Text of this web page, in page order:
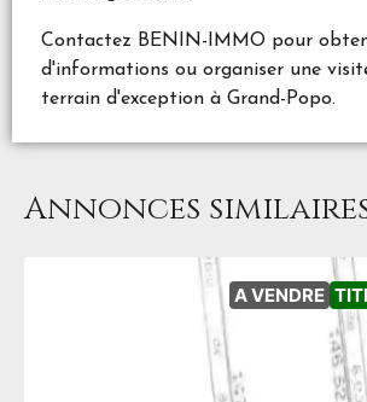
Contactez BENIN-IMMO pour
d'informations ou organiser une
terrain d'exception à Grand-Popo.
Annonces
A VENDRE